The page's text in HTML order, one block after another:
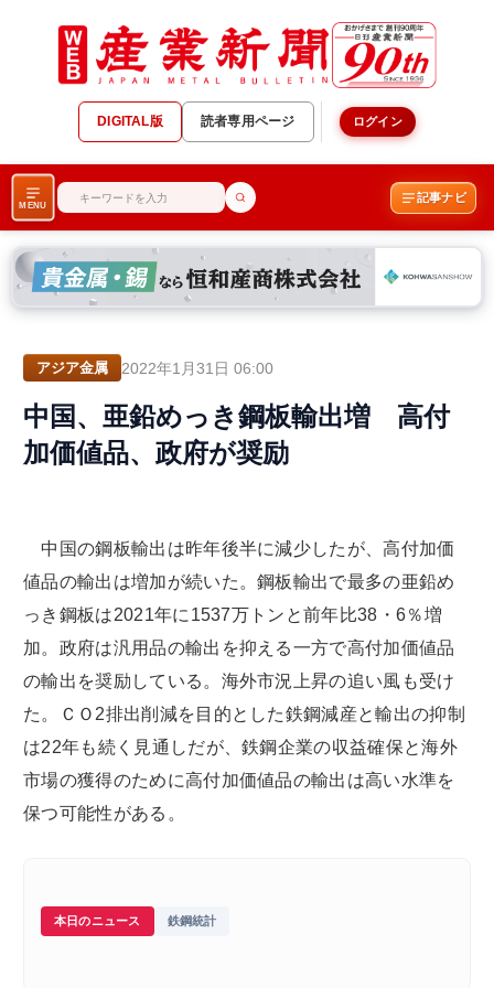
DIGITAL版 読者専用ページ ログイン
MENU
記事ナビ
アジア金属 2022年1月31日 06:00
中国、亜鉛めっき鋼板輸出増 高付
加価値品、政府が奨励
中国の鋼板輸出は昨年後半に減少したが、高付加価
値品の輸出は増加が続いた。鋼板輸出で最多の亜鉛め
っき鋼板は2021年に1537万トンと前年比38・6％増
加。政府は汎用品の輸出を抑える一方で高付加価値品
の輸出を奨励している。海外市況上昇の追い風も受け
た。ＣＯ2排出削減を目的とした鉄鋼減産と輸出の抑制
は22年も続く見通しだが、鉄鋼企業の収益確保と海外
市場の獲得のために高付加価値品の輸出は高い水準を
保つ可能性がある。
本日のニュース 鉄鋼統計